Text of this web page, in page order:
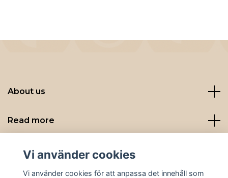
About us
Read more
Sociala medier
Vi använder cookies
Vi använder cookies för att anpassa det innehåll som